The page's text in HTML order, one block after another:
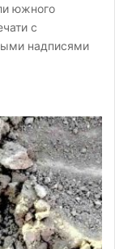
южного
с
надписями